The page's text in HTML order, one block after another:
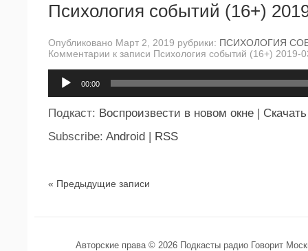
Психология событий (16+)
Опубликовано Март 2, 2019 рубрики: ПСИХОЛОГИЯ
Комментарии к записи Психология событий (16+) 2019-
00:00
Подкаст: Воспроизвести в новом окне | Скачать
Subscribe: Android | RSS
« Предыдущие записи
Авторские права © 2026 Подкасты радио Говорит